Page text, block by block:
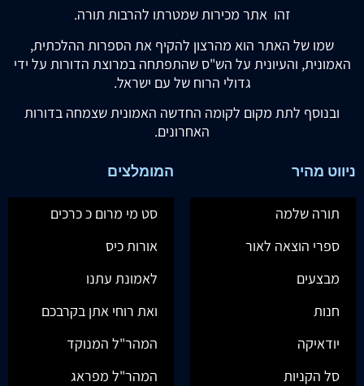
זהו אתר מכירות שמטרתו להרבות תורה.
שמו של האתר הוא מהרצון להקיף את הספרות ההלכתית,
האמונית, והעיונית על הש"ס שהתפתחה במרוצת הדורות על ידי
גדולי הרוח של עם ישראל.
ובנוסף לתת מקום לקומה החדשה האמונית שצמחה בדורות
האחרונים.
ניווט מהיר
תורה שלמה
ספרי הוצאה לאור
מבצעים
חנות
יודאיקה
סל הקניות
המומלצים
סט מי מרום כ כרכים
אורות כיס
לאמונת עתנו
ואת רוחי אתן בקרבכם
המהר"ל המנוקד
המהר"ל מפראג